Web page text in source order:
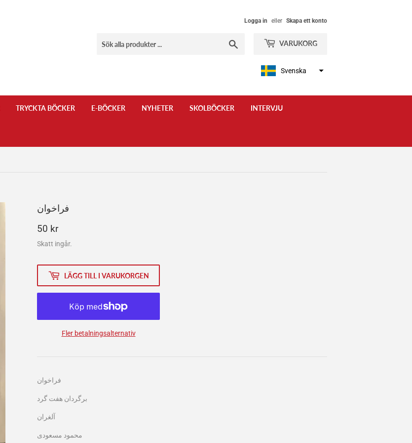
Logga in eller Skapa ett konto
VARUKORG
Svenska
TRYCKTA BÖCKER E-BÖCKER NYHETER SKOLBÖCKER INTERVJU
فراخوان
50 kr50
kr
Skatt ingår.
LÄGG TILL I VARUKORGEN
Fler betalningsalternativ
فراخوان
برگردان هفت گرد
آلغران
محمود مسعودی